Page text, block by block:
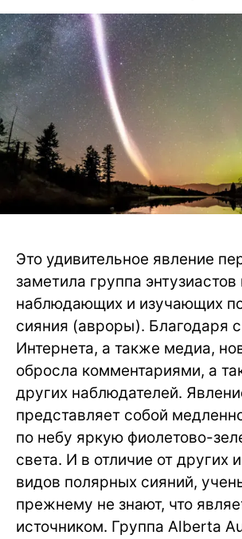
Это удивительное явление
заметила группа
наблюдающих и изучающих
сияния (авроры). Благодаря
Интернета, а также медиа,
обросла комментариями, а
других наблюдателей.
представляет собой
по небу яркую фиолетово-
света. И в отличие от других
видов полярных сияний,
прежнему не знают, что
источником. Группа Alberta